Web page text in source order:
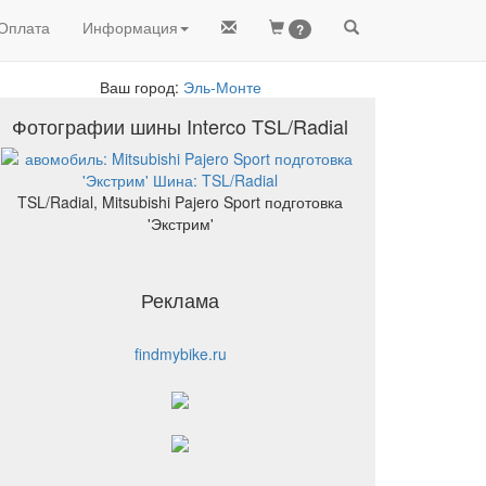
?
Информация
Ваш город: Эль-Монте
Фотографии шины Interco TSL/Radial
TSL/Radial, Mitsubishi Pajero Sport подготовка
'Экстрим'
Реклама
findmybike.ru